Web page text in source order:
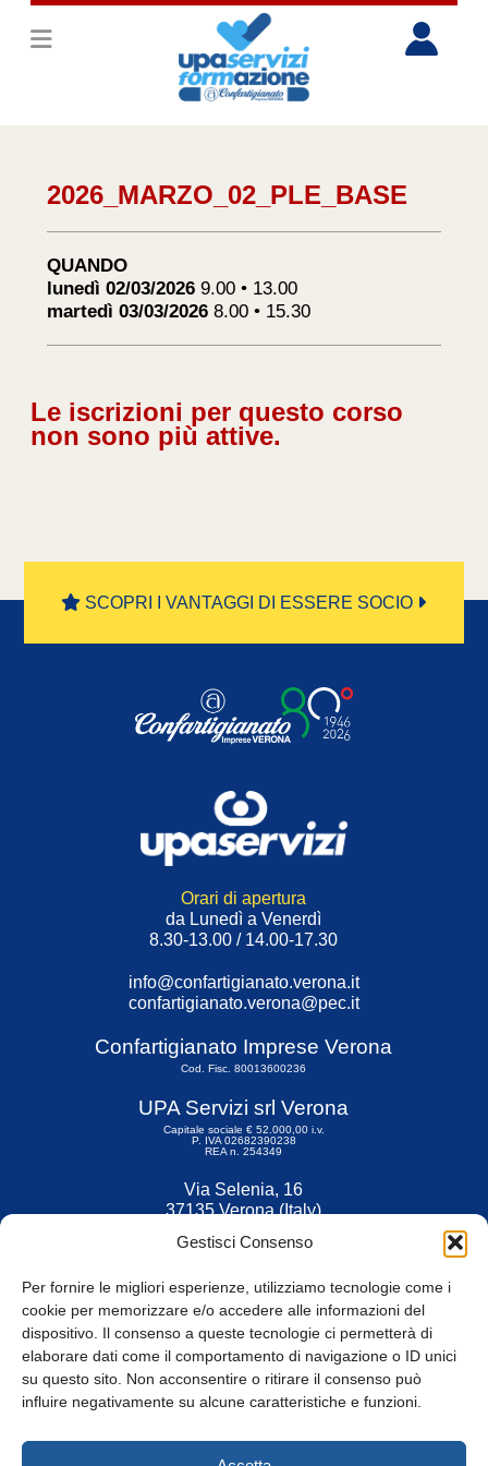
Gestisci Consenso
Per fornire le migliori esperienze, utilizziamo tecnologie come i
cookie per memorizzare e/o accedere alle informazioni del
dispositivo. Il consenso a queste tecnologie ci permetterà di
elaborare dati come il comportamento di navigazione o ID unici
su questo sito. Non acconsentire o ritirare il consenso può
influire negativamente su alcune caratteristiche e funzioni.
2026_MARZO_02_PLE_BASE
QUANDO
lunedì 02/03/2026 9.00 • 13.00
martedì 03/03/2026 8.00 • 15.30
Le iscrizioni per questo corso
non sono più attive.
SCOPRI I VANTAGGI DI ESSERE SOCIO
Orari di apertura
da Lunedì a Venerdì
8.30-13.00 / 14.00-17.30
info@confartigianato.verona.it
confartigianato.verona@pec.it
Confartigianato Imprese Verona
Cod. Fisc. 80013600236
UPA Servizi srl Verona
Capitale sociale € 52.000,00 i.v.
P. IVA 02682390238
REA n. 254349
Via Selenia, 16
37135 Verona (Italy)
Fax 045 9211599
© Tutti i diritti riservati